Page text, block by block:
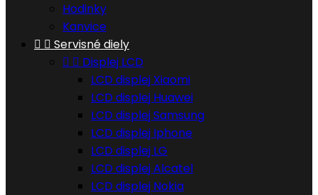
Hodinky
Kanvice
  Servisné diely
  Displej LCD
LCD displej Xiaomi
LCD displej Huawei
LCD displej Samsung
LCD displej Iphone
LCD displej LG
LCD displej Alcatel
LCD displej Nokia